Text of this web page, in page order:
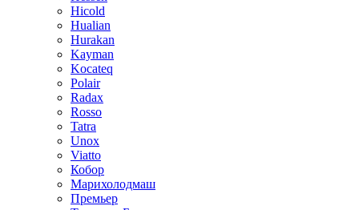
Hicold
Hualian
Hurakan
Kayman
Kocateq
Polair
Radax
Rosso
Tatra
Unox
Viatto
Кобор
Марихолодмаш
Премьер